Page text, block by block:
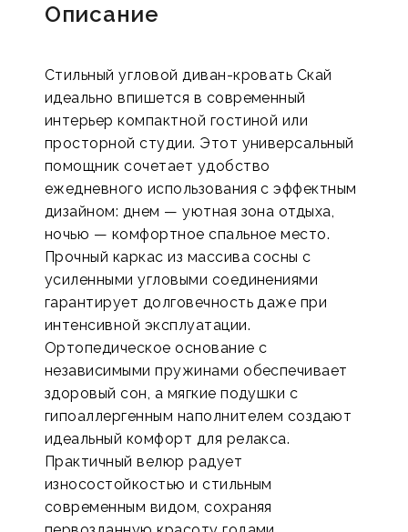
Описание
Стильный угловой диван-кровать Скай
идеально впишется в современный
интерьер компактной гостиной или
просторной студии. Этот универсальный
помощник сочетает удобство
ежедневного использования с эффектным
дизайном: днем — уютная зона отдыха,
ночью — комфортное спальное место.
Прочный каркас из массива сосны с
усиленными угловыми соединениями
гарантирует долговечность даже при
интенсивной эксплуатации.
Ортопедическое основание с
независимыми пружинами обеспечивает
здоровый сон, а мягкие подушки с
гипоаллергенным наполнителем создают
идеальный комфорт для релакса.
Практичный велюр радует
износостойкостью и стильным
современным видом, сохраняя